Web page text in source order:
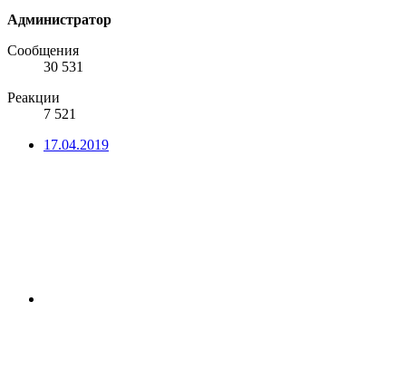
Администратор
Сообщения
30 531
Реакции
7 521
17.04.2019